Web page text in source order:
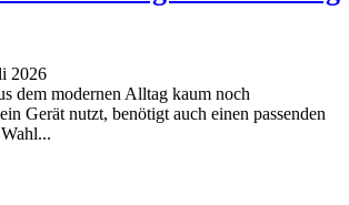
2026
dem modernen Alltag kaum noch
Gerät nutzt, benötigt auch einen passenden